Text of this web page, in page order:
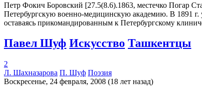
Петр Фокич Боровский [27.5(8.6).1863, местечко Погар
Петербургскую военно-медицинскую академию. В 1891 г.
оставаясь прикомандированным к Петербургскому
Павел Шуф Искусство Ташкентцы
2
Л. Шахназарова П. Шуф Поэзия
Воскресенье, 24 февраля, 2008 (18 лет назад)